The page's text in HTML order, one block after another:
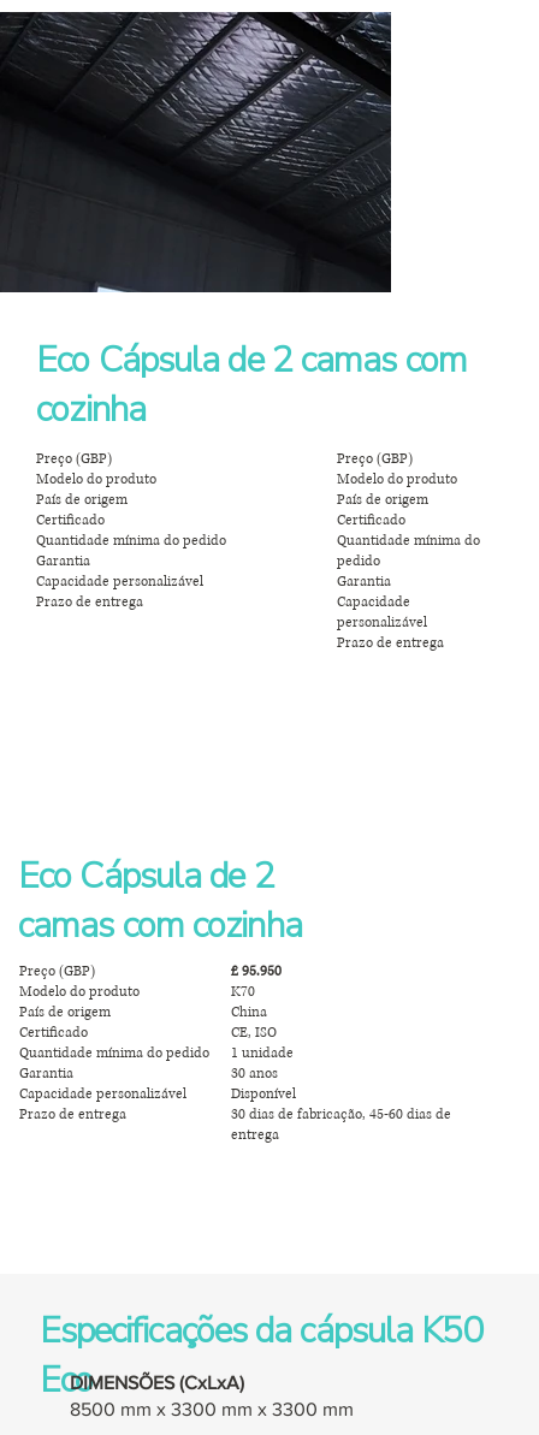
Eco Cápsula de 2 camas com
cozinha
Preço (GBP)
Modelo do produto
País de origem
Certificado
Quantidade mínima do pedido
Garantia
Capacidade personalizável
Prazo de entrega
Preço (GBP)
Modelo do produto
País de origem
Certificado
Quantidade mínima do
pedido
Garantia
Capacidade
personalizável
Prazo de entrega
Eco Cápsula de 2
camas com cozinha
Preço (GBP)
Modelo do produto
País de origem
Certificado
Quantidade mínima do pedido
Garantia
Capacidade personalizável
Prazo de entrega
£ 95.950
K70
China
CE, ISO
1 unidade
30 anos
Disponível
30 dias de fabricação, 45-60 dias de
entrega
Especificações da cápsula K50
EcoDIMENSÕES (CxLxA)
8500 mm x 3300 mm x 3300 mm